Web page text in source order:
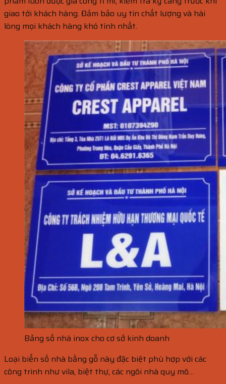
giao tới khách hàng. Đảm bảo uy tín chất lượng và hài
lòng mọi khách hàng khó tính nhất.
Bảng số nhà inox cho cơ sở kinh doanh
Loại biển số nhà bằng gỗ này đặc biệt phù hợp với các
công trình như vila, biệt thự, các ngôi nhà quy mô…